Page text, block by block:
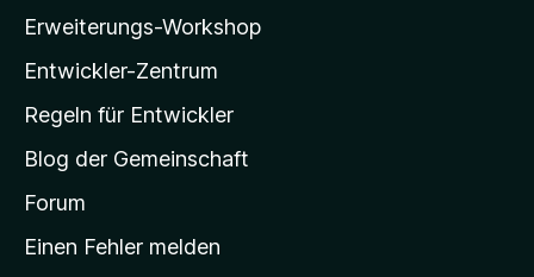
l
a
-
t
a
r
Erweiterungs-Workshop
Entwickler-Zentrum
Regeln für Entwickler
Blog der Gemeinschaft
Forum
Einen Fehler melden